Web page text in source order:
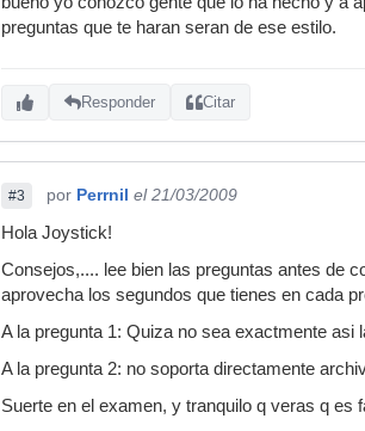
preguntas que te haran seran de ese estilo.
Responder Citar
#3 por Perrnil el 21/03/2009
Hola Joystick!
Consejos,.... lee bien las preguntas antes de
aprovecha los segundos que tienes en cada
A la pregunta 1: Quiza no sea exactmente
A la pregunta 2: no soporta directamente
Suerte en el examen, y tranquilo q veras q es